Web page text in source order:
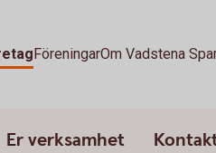
FöreningarOm Vadstena
Er verksamhet